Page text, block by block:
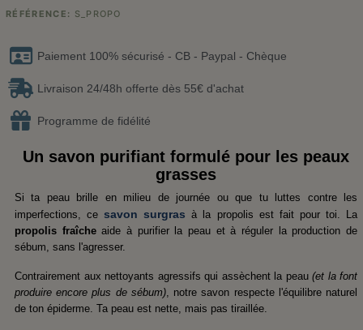
RÉFÉRENCE S_PROPO
Paiement 100% sécurisé - CB - Paypal - Chèque
Livraison 24/48h offerte dès 55€ d'achat
Programme de fidélité
Un savon purifiant formulé pour les peaux
grasses
Si ta peau brille en milieu de journée ou que tu luttes contre les
imperfections, cesavon surgras à la propolis est fait pour toi. La
propolis fraîcheaide à purifier la peau et à réguler la production de
sébum, sans l'agresser.
Contrairement aux nettoyants agressifs qui assèchent la peau (et la font
produire encore plus de sébum), notre savon respecte l'équilibre naturel
de ton épiderme. Ta peau est nette, mais pas tiraillée.